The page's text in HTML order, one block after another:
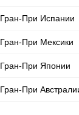
Гран-При Испании
Гран-При Мексики
Гран-При Японии
Гран-При